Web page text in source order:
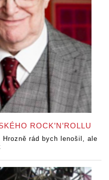
ROCK’N’ROLLU
rád bych lenošil, ale